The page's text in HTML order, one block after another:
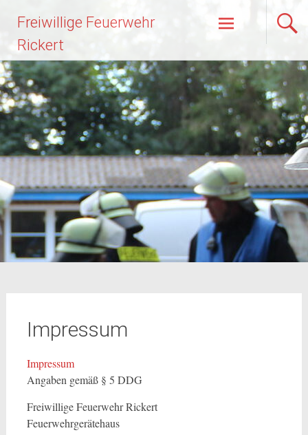
Inhalt
springen
Freiwillige Feuerwehr
Rickert
Impressum
Impressum
Angaben gemäß § 5 DDG
Freiwillige Feuerwehr Rickert
Feuerwehrgerätehaus